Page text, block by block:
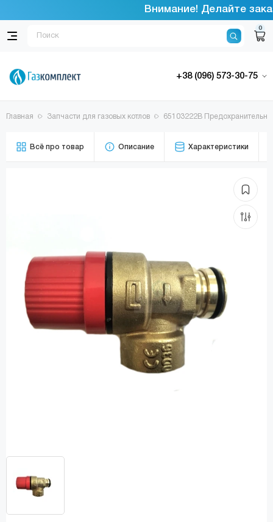
Внимание! Делайте
0
+38 (096) 573-30-75
Главная Запчасти для газовых котлов 65103222В
Всё про товар Описание Характеристики